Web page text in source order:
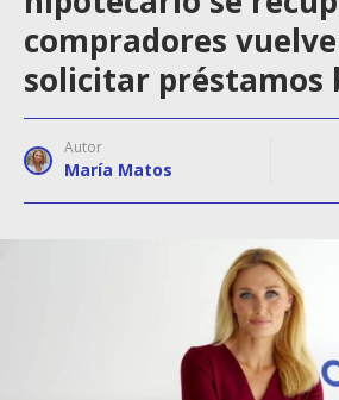
compradores
solicitar préstamos
Autor
María Matos